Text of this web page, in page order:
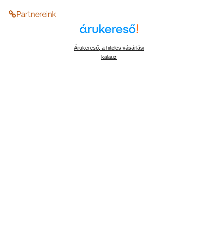
Partnereink
Árukereső, a hiteles vásárlási
kalauz